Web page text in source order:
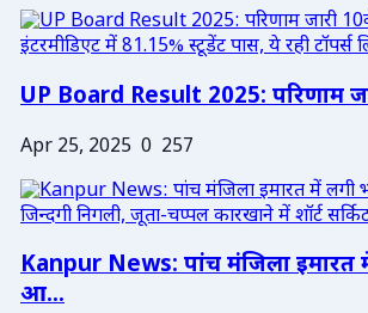
UP Board Result 2025: परिणाम
Apr 25, 2025 0 257
Kanpur News: पांच मंजिला इमारत
आ...